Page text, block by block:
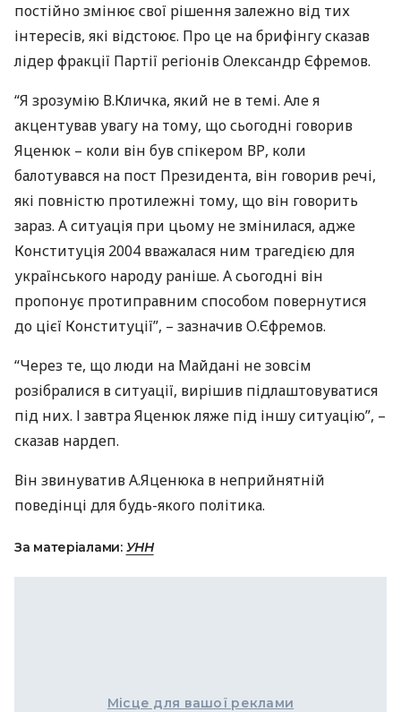
постійно змінює свої рішення залежно від тих
інтересів, які відстоює. Про це на брифінгу сказав
лідер фракції Партії регіонів Олександр Єфремов.
“Я зрозумію В.Кличка, який не в темі. Але я
акцентував увагу на тому, що сьогодні говорив
Яценюк – коли він був спікером ВР, коли
балотувався на пост Президента, він говорив речі,
які повністю протилежні тому, що він говорить
зараз. А ситуація при цьому не змінилася, адже
Конституція 2004 вважалася ним трагедією для
українського народу раніше. А сьогодні він
пропонує протиправним способом повернутися
до цієї Конституції”, – зазначив О.Єфремов.
“Через те, що люди на Майдані не зовсім
розібралися в ситуації, вирішив підлаштовуватися
під них. І завтра Яценюк ляже під іншу ситуацію”, –
сказав нардеп.
Він звинуватив А.Яценюка в неприйнятній
поведінці для будь-якого політика.
За матеріалами: УНН
Місце для вашої реклами